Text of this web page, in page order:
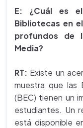
E: ¿Cuál es
Bibliotecas en
profundos de
Media?
RT: Existe un
muestra que las
(BEC) tienen un
estudiantes. Un
está disponible